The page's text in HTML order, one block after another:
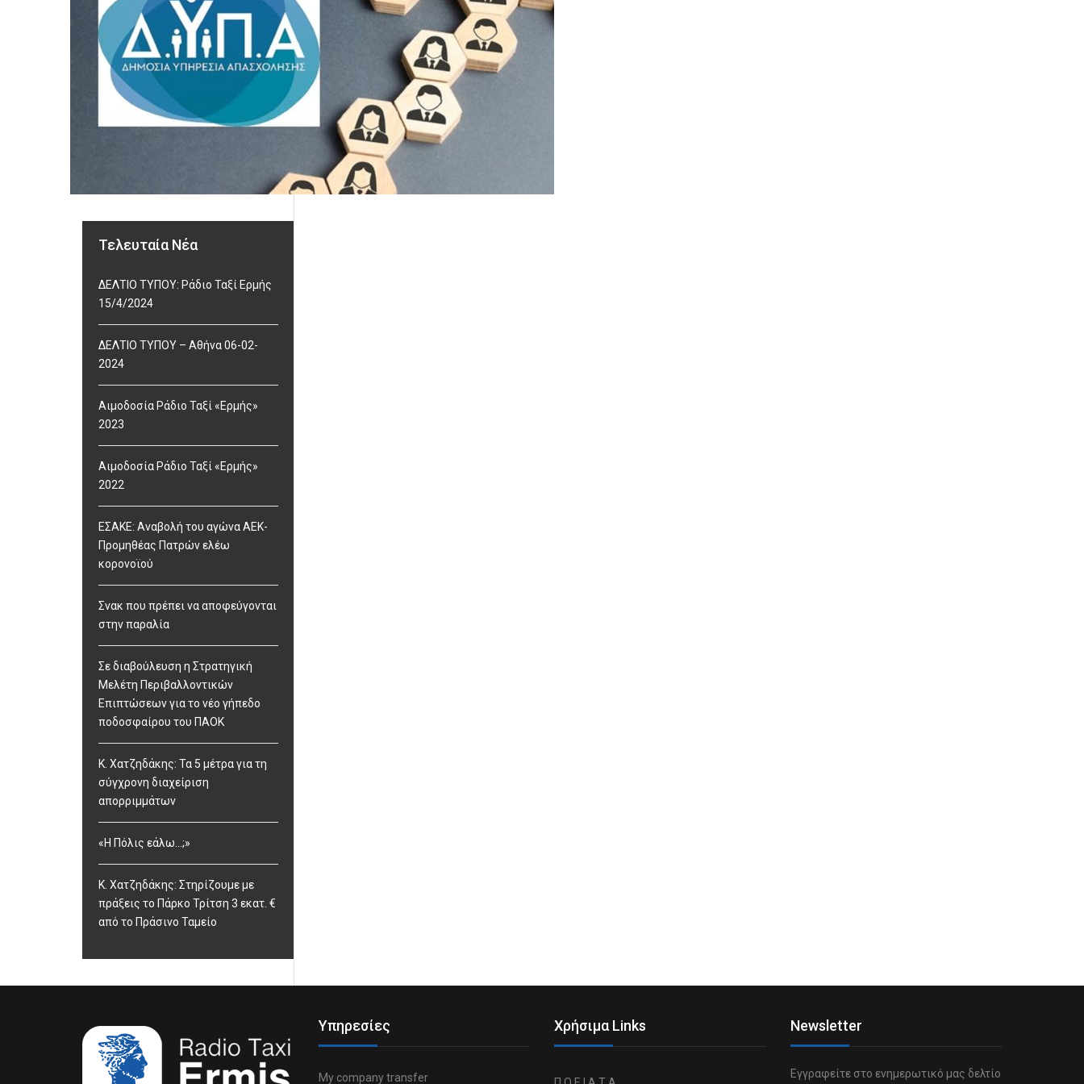
Μεταφορά Ασυνόδευτων
Τελευταία Νέα
ΔΕΛΤΙΟ ΤΥΠΟΥ: Ράδιο Ταξί Ερμής
15/4/2024
ΔΕΛΤΙΟ ΤΥΠΟΥ – Αθήνα 06-02-
2024
Αιμοδοσία Ράδιο Ταξί «Ερμής»
2023
Αιμοδοσία Ράδιο Ταξί «Ερμής»
2022
ΕΣΑΚΕ: Αναβολή του αγώνα ΑΕΚ-
Προμηθέας Πατρών ελέω
κορονοϊού
Σνακ που πρέπει να αποφεύγονται
στην παραλία
Σε διαβούλευση η Στρατηγική
Μελέτη Περιβαλλοντικών
Επιπτώσεων για το νέο γήπεδο
ποδοσφαίρου του ΠΑΟΚ
Κ. Χατζηδάκης: Τα 5 μέτρα για τη
σύγχρονη διαχείριση
απορριμμάτων
«Η Πόλις εάλω…;»
Κ. Χατζηδάκης: Στηρίζουμε με
πράξεις το Πάρκο Τρίτση 3 εκατ. €
από το Πράσινο Ταμείο
Υπηρεσίες
My company transfer
Χρήσιμα Links Newsletter
Εγγραφείτε στο ενημερωτικό μας δελτίο